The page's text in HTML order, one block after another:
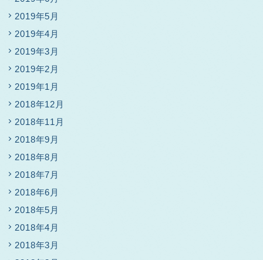
2019年5月
2019年4月
2019年3月
2019年2月
2019年1月
2018年12月
2018年11月
2018年9月
2018年8月
2018年7月
2018年6月
2018年5月
2018年4月
2018年3月